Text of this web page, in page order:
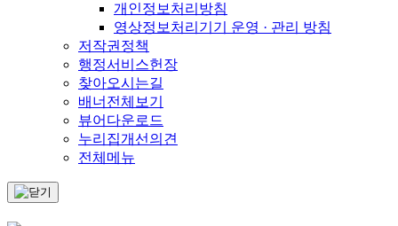
개인정보처리방침
영상정보처리기기 운영 · 관리 방침
저작권정책
행정서비스헌장
찾아오시는길
배너전체보기
뷰어다운로드
누리집개선의견
전체메뉴